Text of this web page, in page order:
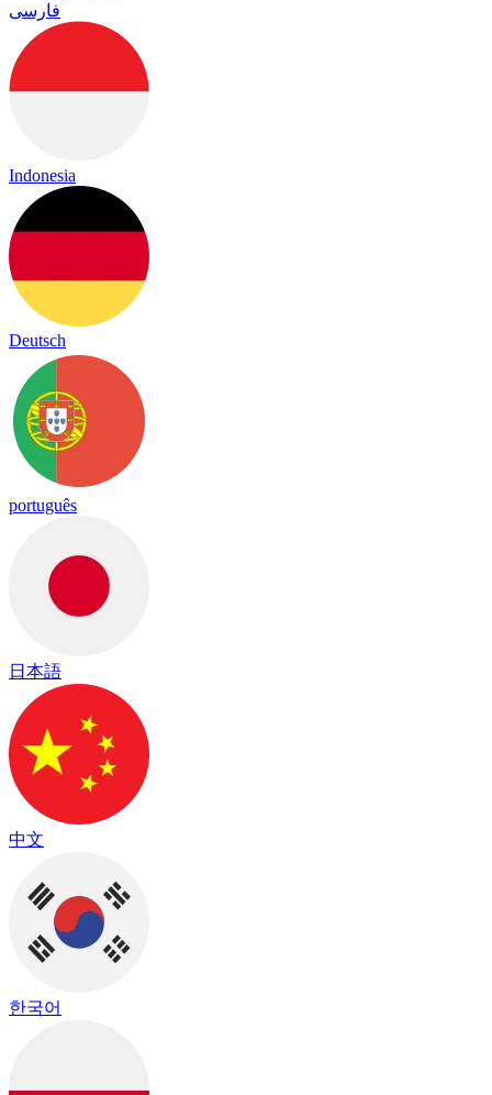
فارسی
Indonesia
Deutsch
português
日本語
中文
한국어